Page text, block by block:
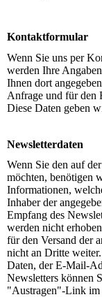
Kontaktformular
Wenn Sie uns per
werden Ihre
Ihnen dort
Anfrage und für den
Diese Daten geben
Newsletterdaten
Wenn Sie den auf
möchten, benötigen
Informationen,
Inhaber der
Empfang des
werden nicht
für den Versand der
nicht an Dritte
Daten, der E-Mail-
Newsletters können
"Austragen"-Link im